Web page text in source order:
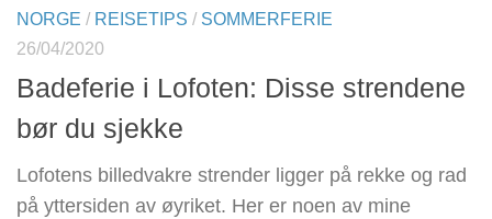
NORGE / REISETIPS / SOMMERFERIE
26/04/2020
Badeferie i Lofoten: Disse strendene
bør du sjekke
Lofotens billedvakre strender ligger på rekke og rad
på yttersiden av øyriket. Her er noen av mine